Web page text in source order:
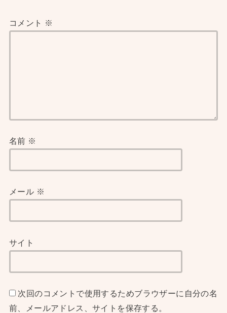
コメント ※
名前 ※
メール ※
サイト
次回のコメントで使用するためブラウザーに自分の名
前、メールアドレス、サイトを保存する。